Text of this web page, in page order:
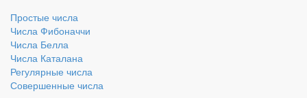
Простые числа
Числа Фибоначчи
Числа Белла
Числа Каталана
Регулярные числа
Совершенные числа